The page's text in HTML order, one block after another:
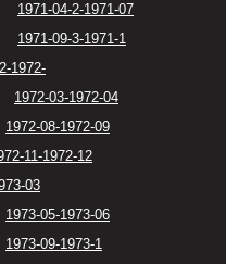
1971-04-2-1971-07
1971-09-3-1971-1
1972-
1972-03-1972-04
1972-08-1972-09
11-1972-12
03
1973-05-1973-06
1973-09-1973-1